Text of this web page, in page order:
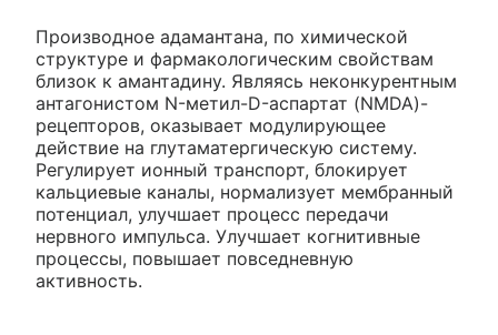
Производное адамантана, по химической
структуре и фармакологическим свойствам
близок к амантадину. Являясь неконкурентным
антагонистом N-метил-D-аспартат (NMDA)-
рецепторов, оказывает модулирующее
действие на глутаматергическую систему.
Регулирует ионный транспорт, блокирует
кальциевые каналы, нормализует мембранный
потенциал, улучшает процесс передачи
нервного импульса. Улучшает когнитивные
процессы, повышает повседневную
активность.